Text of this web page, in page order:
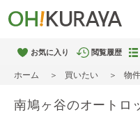
お気に入り 閲覧履歴
ホーム 買いたい 物
南鳩ヶ谷のオートロ